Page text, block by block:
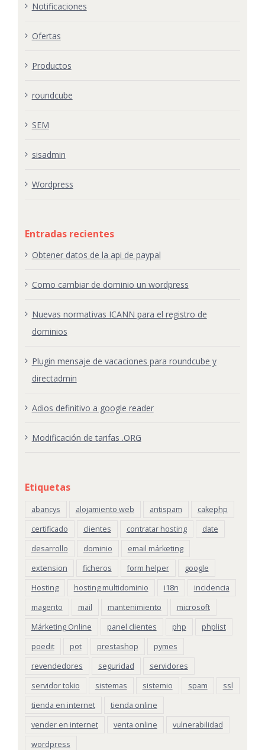
Notificaciones
Ofertas
Productos
roundcube
SEM
sisadmin
Wordpress
Entradas recientes
Obtener datos de la api de paypal
Como cambiar de dominio un wordpress
Nuevas normativas ICANN para el registro de
dominios
Plugin mensaje de vacaciones para roundcube y
directadmin
Adios definitivo a google reader
Modificación de tarifas .ORG
Etiquetas
abancys alojamiento web antispam
cakephp
certificado
clientes contratar hosting
date
desarrollo
dominio
email márketing
extension
ficheros form helper
google
Hosting
hosting multidominio i18n
incidencia
magento
mail mantenimiento
microsoft
Márketing Online
panel clientes php
phplist
poedit
pot prestashop
pymes
revendedores
seguridad
servidores
servidor tokio
sistemas sistemio spam
ssl
tienda en internet
tienda online
vender en internet
venta online
vulnerabilidad
wordpress